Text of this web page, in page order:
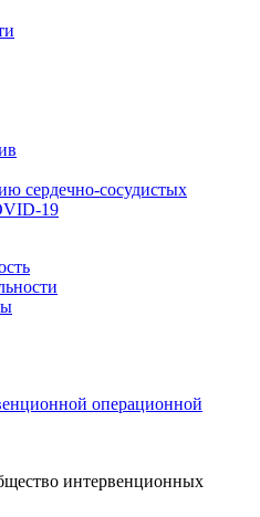
сердечно-сосудистых
19
операционной
интервенционных